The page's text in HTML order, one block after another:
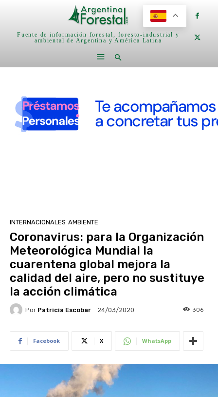
Fuente de información forestal, foresto-industrial y
ambiental de Argentina y América Latina
INTERNACIONALES AMBIENTE
Coronavirus: para la Organización
Meteorológica Mundial la
cuarentena global mejora la
calidad del aire, pero no sustituye
la acción climática
Por Patricia Escobar 24/03/2020 306
Facebook X WhatsApp